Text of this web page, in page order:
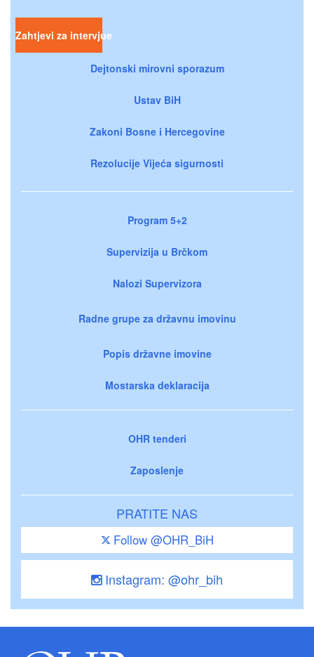
Zahtjevi za intervjue
Dejtonski mirovni sporazum
Ustav BiH
Zakoni Bosne i Hercegovine
Rezolucije Vijeća sigurnosti
Program 5+2
Supervizija u Brčkom
Nalozi Supervizora
Radne grupe za državnu imovinu
Popis državne imovine
Mostarska deklaracija
OHR tenderi
Zaposlenje
PRATITE NAS
Follow @OHR_BiH
Instagram: @ohr_bih